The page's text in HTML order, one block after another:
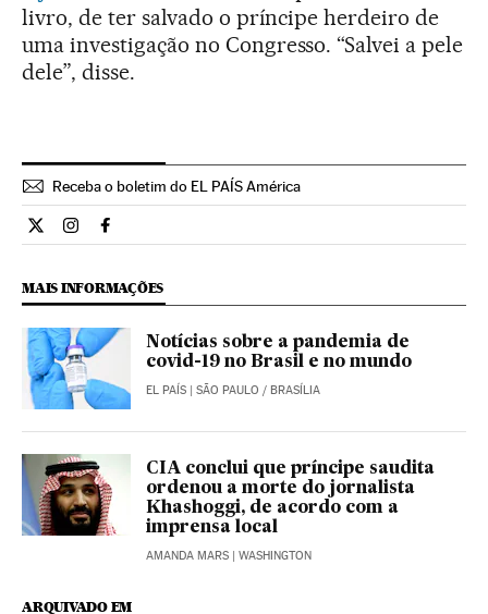
livro, de ter salvado o príncipe herdeiro de
uma investigação no Congresso. “Salvei a pele
dele”, disse.
Receba o boletim do EL PAÍS América
Internacional El País Brasil en Twitter
Internacional El País Brasil en Instagram
Internacional El País Brasil en Facebook
MAIS INFORMAÇÕES
Notícias sobre a pandemia de
covid-19 no Brasil e no mundo
EL PAÍS | SÃO PAULO / BRASÍLIA
CIA conclui que príncipe saudita
ordenou a morte do jornalista
Khashoggi, de acordo com a
imprensa local
AMANDA MARS | WASHINGTON
ARQUIVADO EM